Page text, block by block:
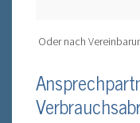
Oder nach